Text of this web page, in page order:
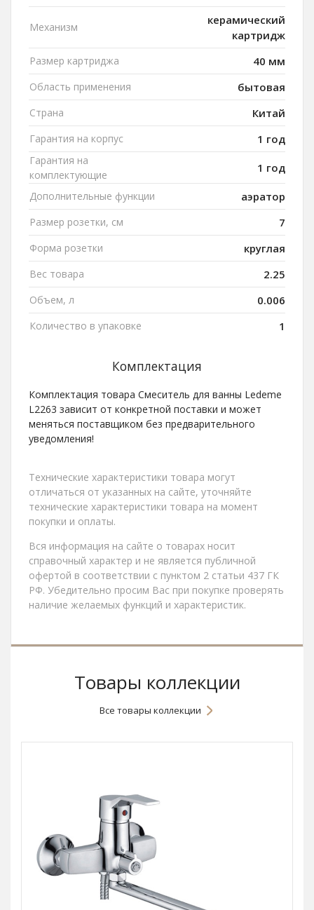
Механизм
керамический
картридж
Размер картриджа 40 мм
Область применения бытовая
Страна Китай
Гарантия на корпус 1 год
Гарантия на
комплектующие
1 год
Дополнительные функции аэратор
Размер розетки, см 7
Форма розетки круглая
Вес товара 2.25
Объем, л 0.006
Количество в упаковке 1
Комплектация
Комплектация товара Смеситель для ванны Ledeme
L2263 зависит от конкретной поставки и может
меняться поставщиком без предварительного
уведомления!
Технические характеристики товара могут
отличаться от указанных на сайте, уточняйте
технические характеристики товара на момент
покупки и оплаты.
Вся информация на сайте о товарах носит
справочный характер и не является публичной
офертой в соответствии с пунктом 2 статьи 437 ГК
РФ. Убедительно просим Вас при покупке проверять
наличие желаемых функций и характеристик.
Товары коллекции
Все товары коллекции